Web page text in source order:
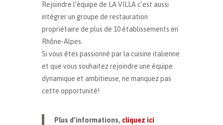
Rejoindre l’équipe de LA VILLA c’est aussi
intégrer un groupe de restauration
propriétaire de plus de 10 établissements en
Rhône-Alpes.
Si vous êtes passionné par la cuisine italienne
et que vous souhaitez rejoindre une équipe
dynamique et ambitieuse, ne manquez pas
cette opportunité!
Plus d’informations, cliquez ici